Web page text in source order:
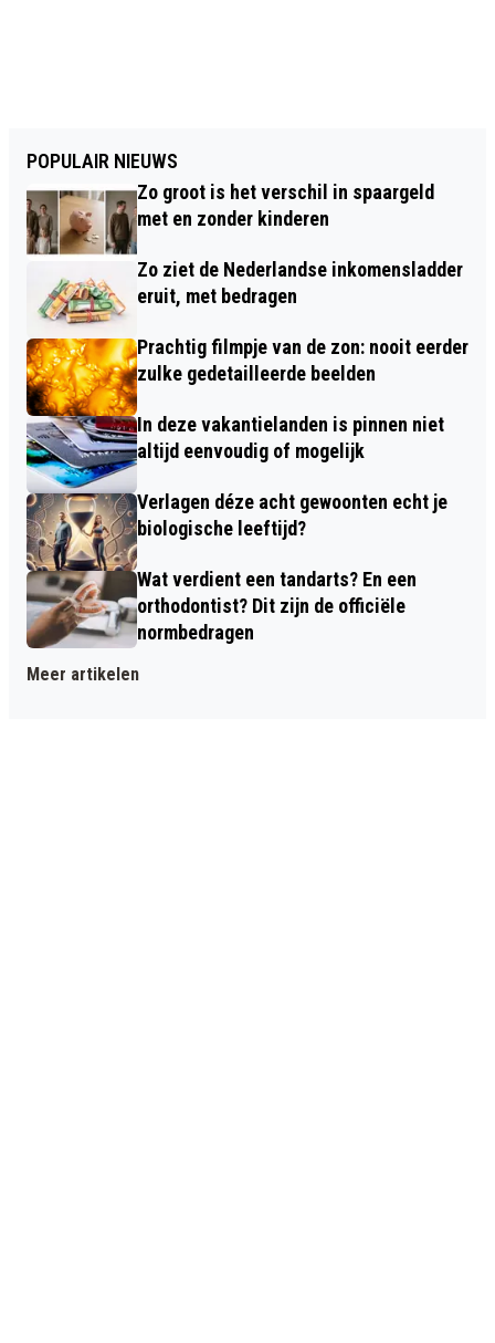
POPULAIR NIEUWS
Zo groot is het verschil in spaargeld
met en zonder kinderen
Zo ziet de Nederlandse inkomensladder
eruit, met bedragen
Prachtig filmpje van de zon: nooit eerder
zulke gedetailleerde beelden
In deze vakantielanden is pinnen niet
altijd eenvoudig of mogelijk
Verlagen déze acht gewoonten echt je
biologische leeftijd?
Wat verdient een tandarts? En een
orthodontist? Dit zijn de officiële
normbedragen
Meer artikelen